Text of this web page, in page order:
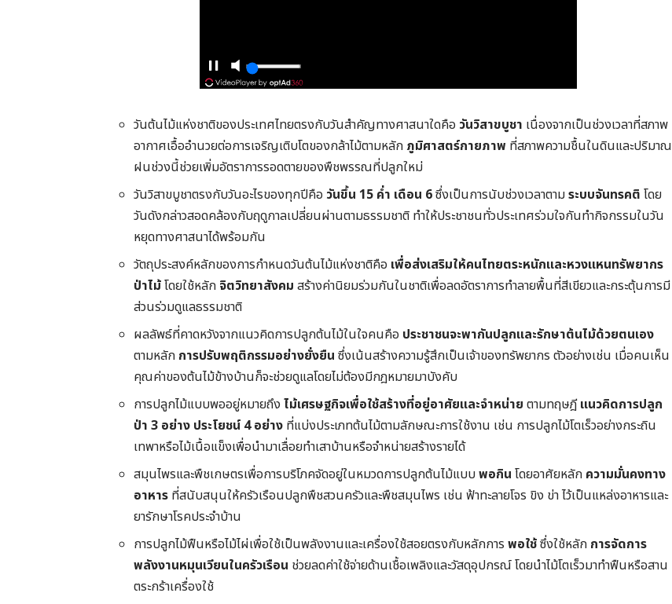
วันต้นไม้แห่งชาติของประเทศไทยตรงกับวันสำคัญทางศาสนาใดคือ วันวิสาขบูชา เนื่องจากเป็นช่วงเวลาที่สภาพ
อากาศเอื้ออำนวยต่อการเจริญเติบโตของกล้าไม้ตามหลักภูมิศาสตร์กายภาพ ที่สภาพความชื้นในดินและปริมาณ
ฝนช่วงนี้ช่วยเพิ่มอัตราการรอดตายของพืชพรรณที่ปลูกใหม่
วันวิสาขบูชาตรงกับวันอะไรของทุกปีคือ วันขึ้น 15 ค่ำ เดือน 6ซึ่งเป็นการนับช่วงเวลาตามระบบจันทรคติ โดย
วันดังกล่าวสอดคล้องกับฤดูกาลเปลี่ยนผ่านตามธรรมชาติ ทำให้ประชาชนทั่วประเทศร่วมใจกันทำกิจกรรมในวัน
หยุดทางศาสนาได้พร้อมกัน
วัตถุประสงค์หลักของการกำหนดวันต้นไม้แห่งชาติคือ เพื่อส่งเสริมให้คนไทยตระหนักและหวงแหนทรัพยากร
ป่าไม้โดยใช้หลัก จิตวิทยาสังคม สร้างค่านิยมร่วมกันในชาติเพื่อลดอัตราการทำลายพื้นที่สีเขียวและกระตุ้นการมี
ส่วนร่วมดูแลธรรมชาติ
ผลลัพธ์ที่คาดหวังจากแนวคิดการปลูกต้นไม้ในใจคนคือ ประชาชนจะพากันปลูกและรักษาต้นไม้ด้วยตนเอง
ตามหลัก การปรับพฤติกรรมอย่างยั่งยืน ซึ่งเน้นสร้างความรู้สึกเป็นเจ้าของทรัพยากร ตัวอย่างเช่น เมื่อคนเห็น
คุณค่าของต้นไม้ข้างบ้านก็จะช่วยดูแลโดยไม่ต้องมีกฎหมายมาบังคับ
การปลูกไม้แบบพออยู่หมายถึง ไม้เศรษฐกิจเพื่อใช้สร้างที่อยู่อาศัยและจำหน่าย ตามทฤษฎีแนวคิดการปลูก
ป่า 3 อย่าง ประโยชน์ 4 อย่าง ที่แบ่งประเภทต้นไม้ตามลักษณะการใช้งาน เช่น การปลูกไม้โตเร็วอย่างกระถิน
เทพาหรือไม้เนื้อแข็งเพื่อนำมาเลื่อยทำเสาบ้านหรือจำหน่ายสร้างรายได้
สมุนไพรและพืชเกษตรเพื่อการบริโภคจัดอยู่ในหมวดการปลูกต้นไม้แบบพอกิน โดยอาศัยหลัก ความมั่นคงทาง
อาหาร ที่สนับสนุนให้ครัวเรือนปลูกพืชสวนครัวและพืชสมุนไพร เช่น ฟ้าทะลายโจร ขิง ข่า ไว้เป็นแหล่งอาหารและ
ยารักษาโรคประจำบ้าน
การปลูกไม้ฟืนหรือไม้ไผ่เพื่อใช้เป็นพลังงานและเครื่องใช้สอยตรงกับหลักการ พอใช้ซึ่งใช้หลัก การจัดการ
พลังงานหมุนเวียนในครัวเรือน ช่วยลดค่าใช้จ่ายด้านเชื้อเพลิงและวัสดุอุปกรณ์ โดยนำไม้โตเร็วมาทำฟืนหรือสาน
ตระกร้าเครื่องใช้